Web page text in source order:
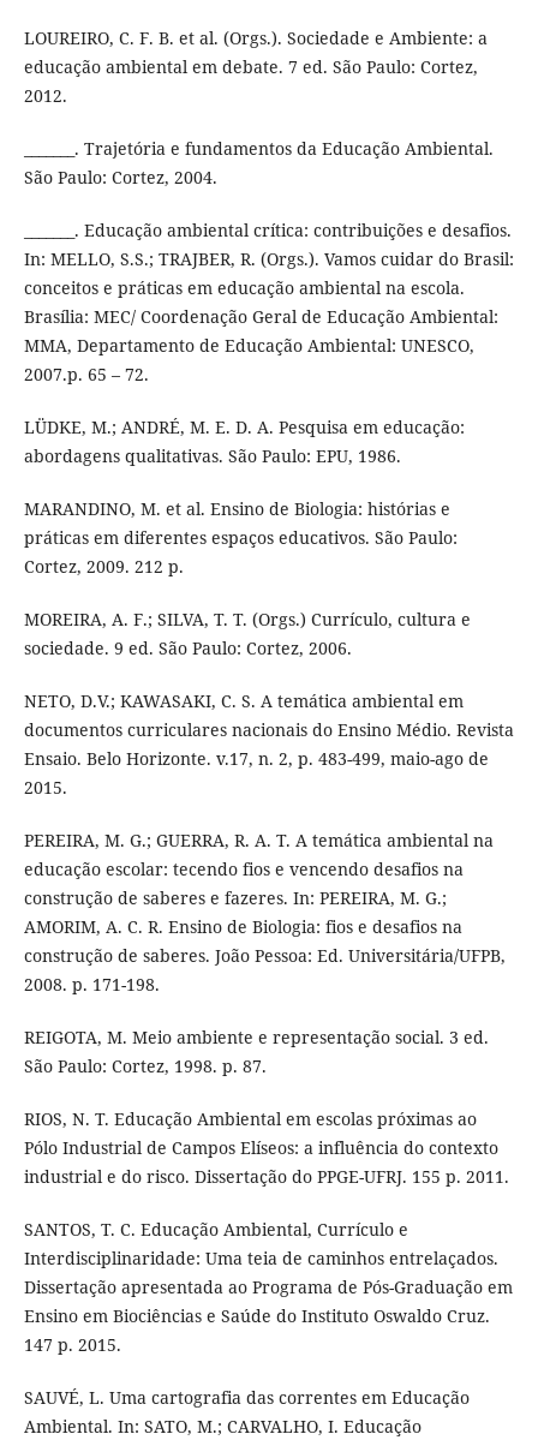
LOUREIRO, C. F. B. et al. (Orgs.). Sociedade e Ambiente: a
educação ambiental em debate. 7 ed. São Paulo: Cortez,
2012.
_______. Trajetória e fundamentos da Educação Ambiental.
São Paulo: Cortez, 2004.
_______. Educação ambiental crítica: contribuições e desafios.
In: MELLO, S.S.; TRAJBER, R. (Orgs.). Vamos cuidar do Brasil:
conceitos e práticas em educação ambiental na escola.
Brasília: MEC/ Coordenação Geral de Educação Ambiental:
MMA, Departamento de Educação Ambiental: UNESCO,
2007.p. 65 – 72.
LÜDKE, M.; ANDRÉ, M. E. D. A. Pesquisa em educação:
abordagens qualitativas. São Paulo: EPU, 1986.
MARANDINO, M. et al. Ensino de Biologia: histórias e
práticas em diferentes espaços educativos. São Paulo:
Cortez, 2009. 212 p.
MOREIRA, A. F.; SILVA, T. T. (Orgs.) Currículo, cultura e
sociedade. 9 ed. São Paulo: Cortez, 2006.
NETO, D.V.; KAWASAKI, C. S. A temática ambiental em
documentos curriculares nacionais do Ensino Médio. Revista
Ensaio. Belo Horizonte. v.17, n. 2, p. 483-499, maio-ago de
2015.
PEREIRA, M. G.; GUERRA, R. A. T. A temática ambiental na
educação escolar: tecendo fios e vencendo desafios na
construção de saberes e fazeres. In: PEREIRA, M. G.;
AMORIM, A. C. R. Ensino de Biologia: fios e desafios na
construção de saberes. João Pessoa: Ed. Universitária/UFPB,
2008. p. 171-198.
REIGOTA, M. Meio ambiente e representação social. 3 ed.
São Paulo: Cortez, 1998. p. 87.
RIOS, N. T. Educação Ambiental em escolas próximas ao
Pólo Industrial de Campos Elíseos: a influência do contexto
industrial e do risco. Dissertação do PPGE-UFRJ. 155 p. 2011.
SANTOS, T. C. Educação Ambiental, Currículo e
Interdisciplinaridade: Uma teia de caminhos entrelaçados.
Dissertação apresentada ao Programa de Pós-Graduação em
Ensino em Biociências e Saúde do Instituto Oswaldo Cruz.
147 p. 2015.
SAUVÉ, L. Uma cartografia das correntes em Educação
Ambiental. In: SATO, M.; CARVALHO, I. Educação